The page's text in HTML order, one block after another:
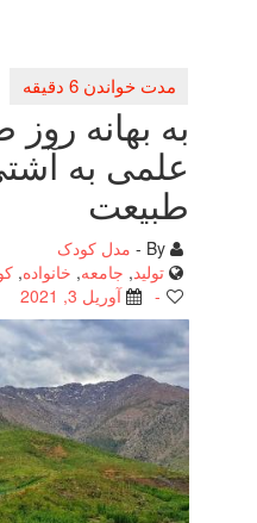
به بهانه روز
علمی به آشتی
طبیعت
مدل کودک
جامعه,خانواده, کودک,
آوریل 3, 2021